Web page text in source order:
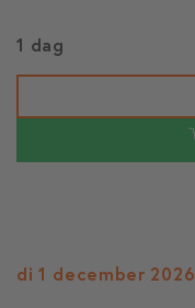
1 dag
di 1 december 2026